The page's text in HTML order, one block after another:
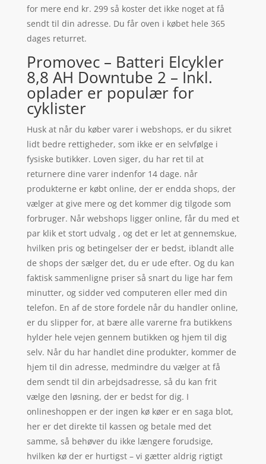
for mere end kr. 299 så koster det ikke noget at få
sendt til din adresse. Du får oven i købet hele 365
dages returret.
Promovec – Batteri Elcykler
8,8 AH Downtube 2 – Inkl.
oplader er populær for
cyklister
Husk at når du køber varer i webshops, er du sikret
lidt bedre rettigheder, som ikke er en selvfølge i
fysiske butikker. Loven siger, du har ret til at
returnere dine varer indenfor 14 dage. når
produkterne er købt online, der er endda shops, der
vælger at give mere og det kommer dig tilgode som
forbruger. Når webshops ligger online, får du med et
par klik et stort udvalg , og det er let at gennemskue,
hvilken pris og betingelser der er bedst, iblandt alle
de shops der sælger det, du er ude efter. Og du kan
faktisk sammenligne priser så snart du lige har fem
minutter, og sidder ved computeren eller med din
telefon. En af de store fordele når du handler online,
er du slipper for, at bære alle varerne fra butikkens
hylder hele vejen gennem butikken og hjem til dig
selv. Når du har handlet dine produkter, kommer de
hjem til din adresse, medmindre du vælger at få
dem sendt til din arbejdsadresse, så du kan frit
vælge den løsning, der er bedst for dig. I
onlineshoppen er der ingen kø køer er en saga blot,
her er det direkte til kassen og betale med det
samme, så behøver du ikke længere forudsige,
hvilken kø der er hurtigst – vi gætter aldrig rigtigt